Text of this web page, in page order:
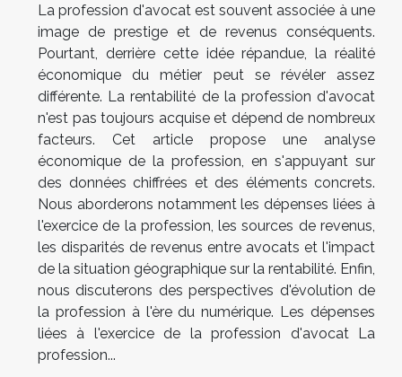
La profession d'avocat est souvent associée à une
image de prestige et de revenus conséquents.
Pourtant, derrière cette idée répandue, la réalité
économique du métier peut se révéler assez
différente. La rentabilité de la profession d'avocat
n'est pas toujours acquise et dépend de nombreux
facteurs. Cet article propose une analyse
économique de la profession, en s'appuyant sur
des données chiffrées et des éléments concrets.
Nous aborderons notamment les dépenses liées à
l'exercice de la profession, les sources de revenus,
les disparités de revenus entre avocats et l'impact
de la situation géographique sur la rentabilité. Enfin,
nous discuterons des perspectives d'évolution de
la profession à l'ère du numérique. Les dépenses
liées à l'exercice de la profession d'avocat La
profession...